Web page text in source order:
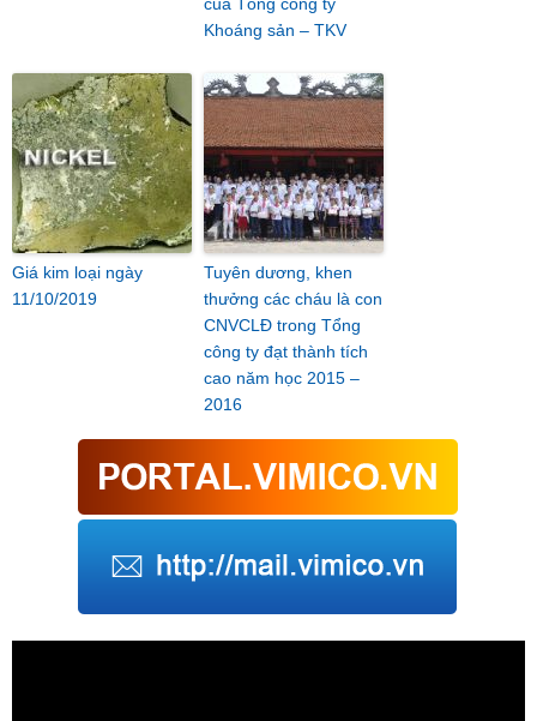
Khoáng sản – TKV
Giá kim loại ngày
11/10/2019
Tuyên dương, khen
thưởng các cháu là con
CNVCLĐ trong Tổng
công ty đạt thành tích
cao năm học 2015 –
2016